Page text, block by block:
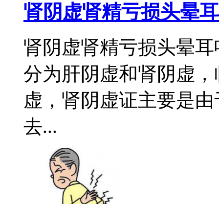
肾阴虚肾精亏损头晕
肾阴虚肾精亏损头晕
分为肝阴虚和肾阴虚
虚，肾阴虚证主要是
去...